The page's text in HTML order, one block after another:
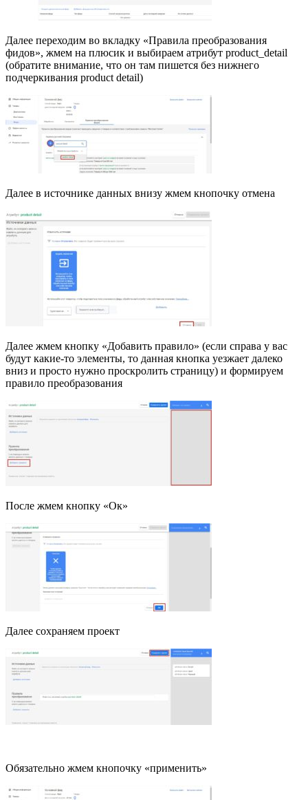
Далее переходим во вкладку «Правила преобразования
фидов», жмем на плюсик и выбираем атрибут product_detail
(обратите внимание, что он там пишется без нижнего
подчеркивания product detail)
Далее в источнике данных внизу жмем кнопочку отмена
Далее жмем кнопку «Добавить правило» (если справа у вас
будут какие-то элементы, то данная кнопка уезжает далеко
вниз и просто нужно проскролить страницу) и формируем
правило преобразования
После жмем кнопку «Ок»
Далее сохраняем проект
Обязательно жмем кнопочку «применить»